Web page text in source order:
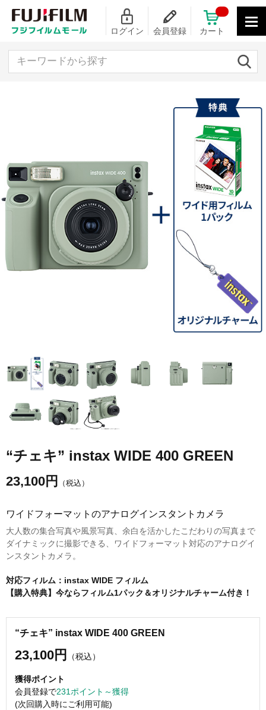
ログイン 会員登録
“チェキ” instax WIDE 400 GREEN
23,100円 （税込）
ワイドフォーマットのアナログインスタントカメラ
大人数の集合写真や風景写真、余白を活かしたこだわりの写真まで
ダイナミックに撮影できる、ワイドフォーマット対応のアナログイ
ンスタントカメラ。
対応フィルム：instax WIDE フィルム
【購入特典】今ならフィルム1パック＆オリジナルチャーム付き！
“チェキ” instax WIDE 400 GREEN
23,100円 （税込）
獲得ポイント
会員登録で231ポイント～獲得
(次回購入時にご利用可能)